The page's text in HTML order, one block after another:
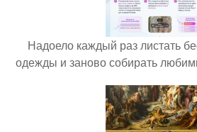
Надоело каждый раз листать
одежды и заново собирать